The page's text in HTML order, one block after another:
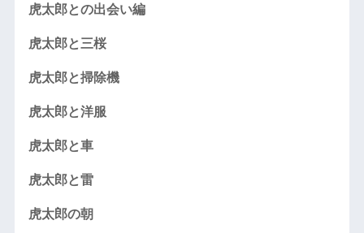
虎太郎との出会い編
虎太郎と三桜
虎太郎と掃除機
虎太郎と洋服
虎太郎と車
虎太郎と雷
虎太郎の朝